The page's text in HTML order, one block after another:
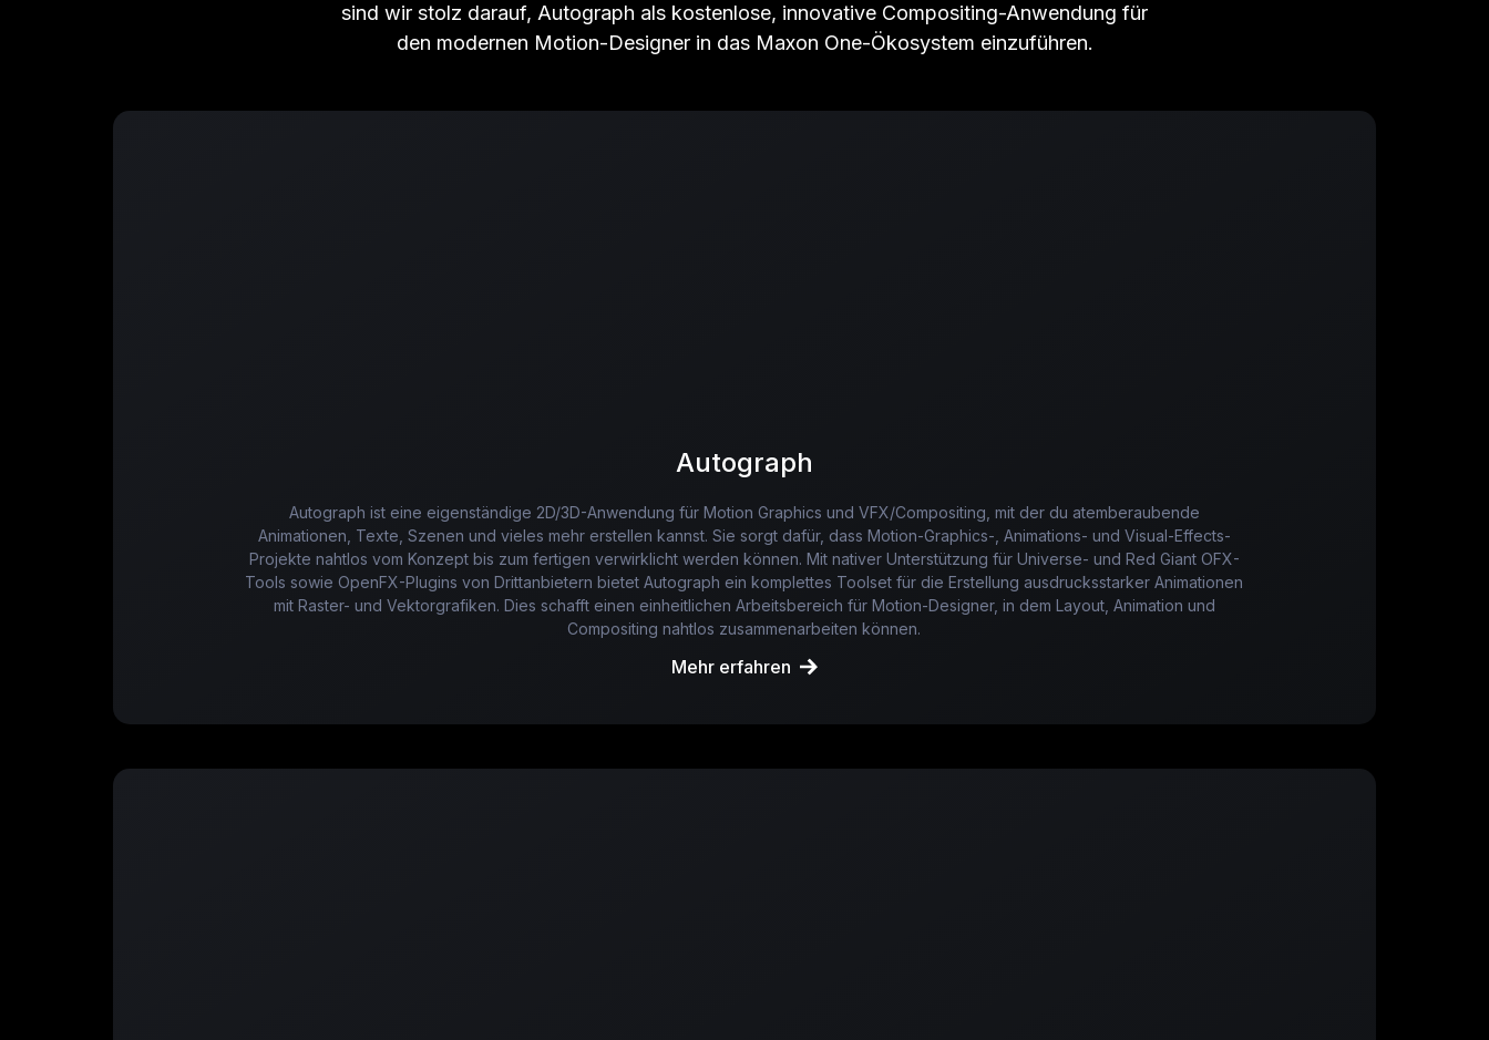
sind wir stolz darauf, Autograph als kostenlose, innovative Compositing-Anwendung für
den modernen Motion-Designer in das Maxon One-Ökosystem einzuführen.
Autograph
Autograph ist eine eigenständige 2D/3D-Anwendung für Motion Graphics und VFX/Compositing, mit der du atemberaubende
Animationen, Texte, Szenen und vieles mehr erstellen kannst. Sie sorgt dafür, dass Motion-Graphics-, Animations- und Visual-Effects-
Projekte nahtlos vom Konzept bis zum fertigen verwirklicht werden können. Mit nativer Unterstützung für Universe- und Red Giant OFX-
Tools sowie OpenFX-Plugins von Drittanbietern bietet Autograph ein komplettes Toolset für die Erstellung ausdrucksstarker Animationen
mit Raster- und Vektorgrafiken. Dies schafft einen einheitlichen Arbeitsbereich für Motion-Designer, in dem Layout, Animation und
Compositing nahtlos zusammenarbeiten können.
Mehr erfahren